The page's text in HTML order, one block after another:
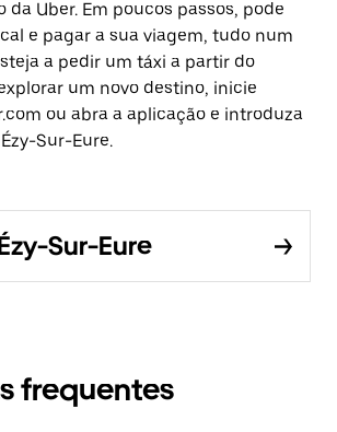
da Uber. Em poucos passos, pode
e pagar a sua viagem, tudo num
a pedir um táxi a partir do
um novo destino, inicie
ou abra a aplicação e introduza
Sur-Eure.
Sur-Eure
frequentes